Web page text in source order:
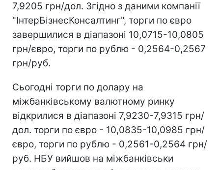
7,9205 грн/дол. Згідно з даними компанії
"ІнтерБізнесКонсалтинг", торги по євро
завершилися в діапазоні 10,0715-10,0805
грн/євро, торги по рублю - 0,2564-0,2567
грн/руб.
Сьогодні торги по долару на
міжбанківському валютному ринку
відкрилися в діапазоні 7,9230-7,9315 грн/
дол. торги по євро - 10,0835-10,0985 грн/
євро, торги по рублю - 0,2561-0,2564 грн/
руб. НБУ вийшов на міжбанківськи